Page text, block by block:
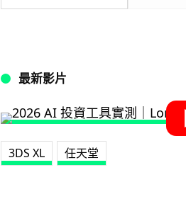
最新影片
3DS XL 任天堂